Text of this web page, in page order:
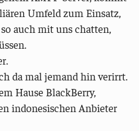
Umfeld zum Einsatz,
auch mit uns chatten,
da mal jemand hin verirrt.
Hause BlackBerry,
indonesischen Anbieter